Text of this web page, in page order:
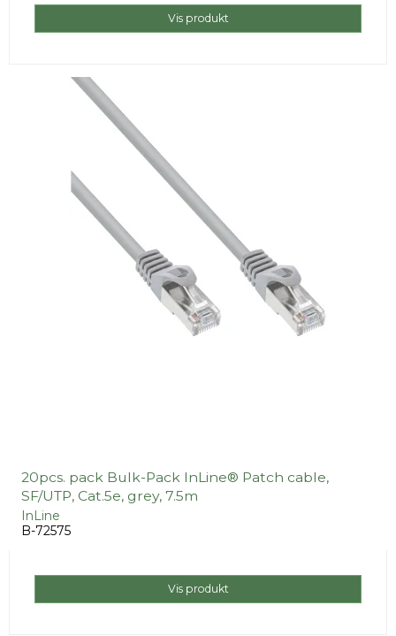
Vis produkt
20pcs. pack Bulk-Pack InLine® Patch cable,
SF/UTP, Cat.5e, grey, 7.5m
InLine
B-72575
Vis produkt